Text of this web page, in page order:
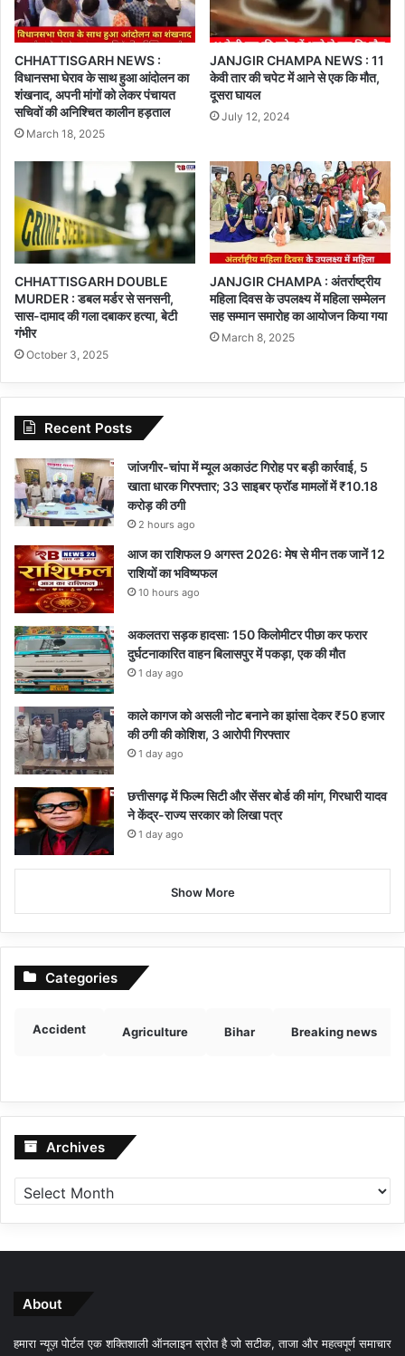
CHHATTISGARH NEWS :
विधानसभा घेराव के साथ हुआ आंदोलन का
शंखनाद, अपनी मांगों को लेकर पंचायत
सचिवों की अनिश्चित कालीन हड़ताल
March 18, 2025
JANJGIR CHAMPA NEWS : 11
केवी तार की चपेट में आने से एक कि मौत,
दूसरा घायल
July 12, 2024
CHHATTISGARH DOUBLE
MURDER : डबल मर्डर से सनसनी,
सास-दामाद की गला दबाकर हत्या, बेटी
गंभीर
October 3, 2025
JANJGIR CHAMPA : अंतर्राष्ट्रीय
महिला दिवस के उपलक्ष्य में महिला सम्मेलन
सह सम्मान समारोह का आयोजन किया गया
March 8, 2025
Recent Posts
जांजगीर-चांपा में म्यूल अकाउंट गिरोह पर बड़ी कार्रवाई, 5
खाता धारक गिरफ्तार; 33 साइबर फ्रॉड मामलों में ₹10.18
करोड़ की ठगी
2 hours ago
आज का राशिफल 9 अगस्त 2026: मेष से मीन तक जानें 12
राशियों का भविष्यफल
10 hours ago
अकलतरा सड़क हादसा: 150 किलोमीटर पीछा कर फरार
दुर्घटनाकारित वाहन बिलासपुर में पकड़ा, एक की मौत
1 day ago
काले कागज को असली नोट बनाने का झांसा देकर ₹50 हजार
की ठगी की कोशिश, 3 आरोपी गिरफ्तार
1 day ago
छत्तीसगढ़ में फिल्म सिटी और सेंसर बोर्ड की मांग, गिरधारी यादव
ने केंद्र-राज्य सरकार को लिखा पत्र
1 day ago
Show More
Categories
Accident Agriculture Bihar Breaking news
Archives Archives
About
हमारा न्यूज़ पोर्टल एक शक्तिशाली ऑनलाइन स्रोत है जो सटीक, ताजा और महत्वपूर्ण समाचार